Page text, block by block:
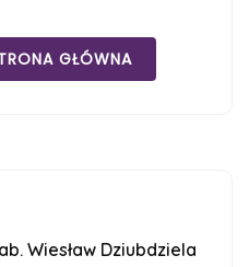
GŁÓWNA
Wiesław Dziubdziela